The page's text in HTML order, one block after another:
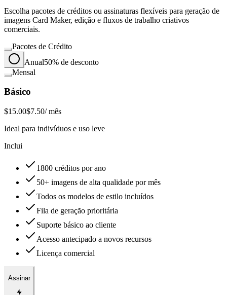
Escolha pacotes de créditos ou assinaturas flexíveis para geração de
imagens Card Maker, edição e fluxos de trabalho criativos
comerciais.
Pacotes de Crédito
Anual50% de desconto
Mensal
Básico
$15.00$7.50/ mês
Ideal para indivíduos e uso leve
Inclui
1800 créditos por ano
50+ imagens de alta qualidade por mês
Todos os modelos de estilo incluídos
Fila de geração prioritária
Suporte básico ao cliente
Acesso antecipado a novos recursos
Licença comercial
Assinar